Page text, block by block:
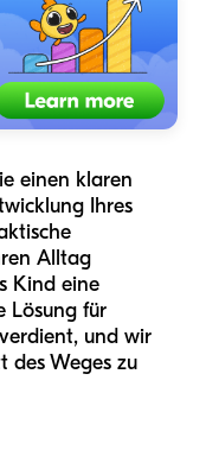
einen klaren
Ihres
Alltag
Kind eine
Lösung für
und wir
des Weges zu